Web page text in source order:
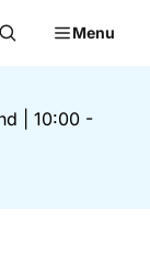
Menu
10:00 -